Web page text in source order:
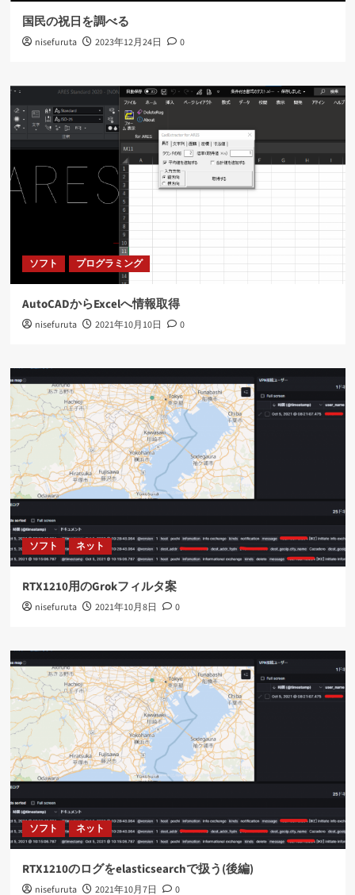
国民の祝日を調べる
nisefuruta 2023年12月24日 0
ソフト プログラミング
AutoCADからExcelへ情報取得
nisefuruta 2021年10月10日 0
ソフト ネット
RTX1210用のGrokフィルタ案
nisefuruta 2021年10月8日 0
ソフト ネット
RTX1210のログをelasticsearchで扱う(後編)
nisefuruta 2021年10月7日 0